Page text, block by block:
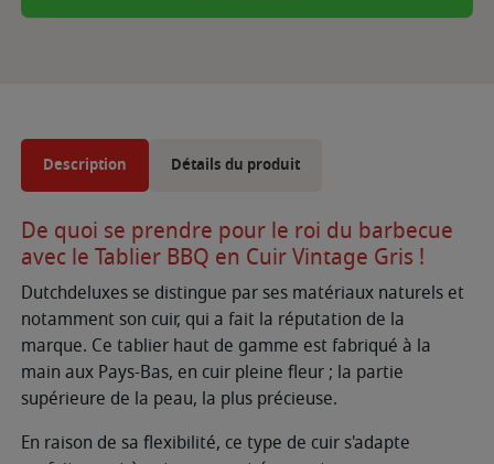
Description Détails du produit
De quoi se prendre pour le roi du barbecue
avec le Tablier BBQ en Cuir Vintage Gris !
Dutchdeluxes se distingue par ses matériaux naturels et
notamment son cuir, qui a fait la réputation de la
marque. Ce tablier haut de gamme est fabriqué à la
main aux Pays-Bas, en cuir pleine fleur ; la partie
supérieure de la peau, la plus précieuse.
En raison de sa flexibilité, ce type de cuir s'adapte